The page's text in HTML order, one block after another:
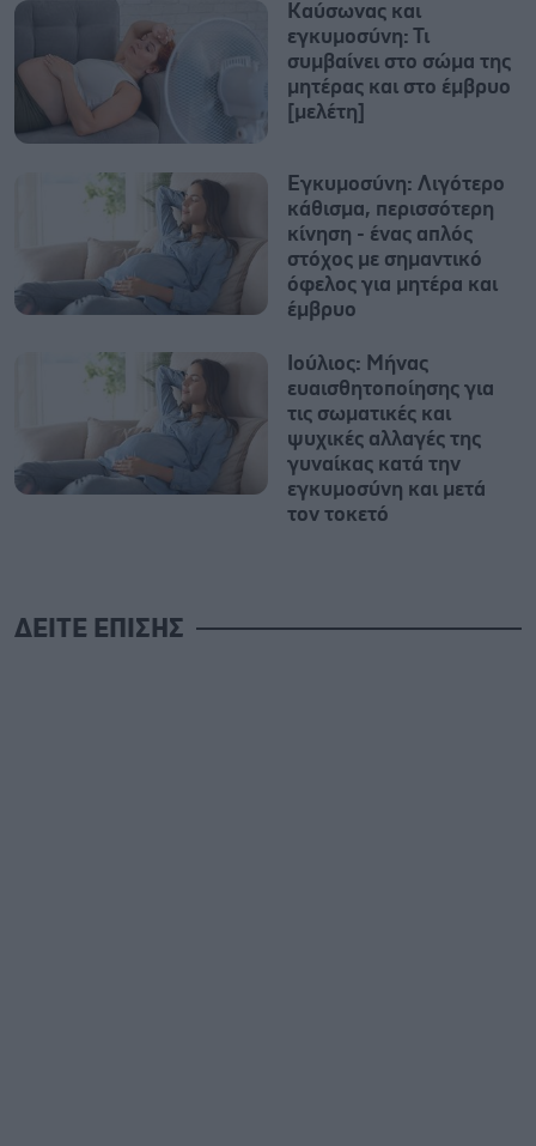
Καύσωνας και
εγκυμοσύνη: Τι
συμβαίνει στο σώμα της
μητέρας και στο έμβρυο
[μελέτη]
Εγκυμοσύνη: Λιγότερο
κάθισμα, περισσότερη
κίνηση - ένας απλός
στόχος με σημαντικό
όφελος για μητέρα και
έμβρυο
Ιούλιος: Μήνας
ευαισθητοποίησης για
τις σωματικές και
ψυχικές αλλαγές της
γυναίκας κατά την
εγκυμοσύνη και μετά
τον τοκετό
ΔΕΙΤΕ ΕΠΙΣΗΣ